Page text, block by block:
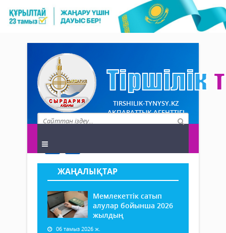
TIRSHILIK-TYNYSY.KZ
АҚПАРАТТЫҚ АГЕНТТІГІ
ЖАҢАЛЫҚТАР
Мемлекеттік сатып
алулар бойынша 2026
жылдың
06 тамыз 2026 ж.